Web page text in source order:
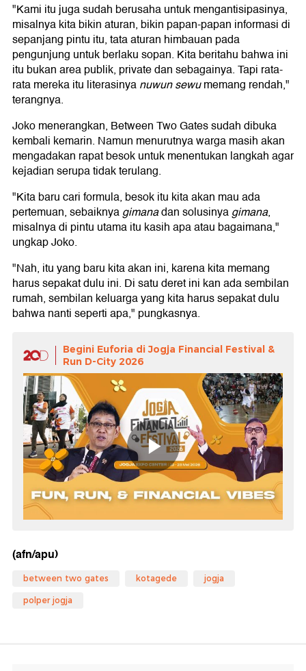
"Kami itu juga sudah berusaha untuk mengantisipasinya,
misalnya kita bikin aturan, bikin papan-papan informasi di
sepanjang pintu itu, tata aturan himbauan pada
pengunjung untuk berlaku sopan. Kita beritahu bahwa ini
itu bukan area publik, private dan sebagainya. Tapi rata-
rata mereka itu literasinyanuwun sewumemang rendah,"
terangnya.
Joko menerangkan, Between Two Gates sudah dibuka
kembali kemarin. Namun menurutnya warga masih akan
mengadakan rapat besok untuk menentukan langkah agar
kejadian serupa tidak terulang.
"Kita baru cari formula, besok itu kita akan mau ada
pertemuan, sebaiknyagimanadan solusinyagimana,
misalnya di pintu utama itu kasih apa atau bagaimana,"
ungkap Joko.
"Nah, itu yang baru kita akan ini, karena kita memang
harus sepakat dulu ini. Di satu deret ini kan ada sembilan
rumah, sembilan keluarga yang kita harus sepakat dulu
bahwa nanti seperti apa," pungkasnya.
Begini Euforia di Jogja Financial Festival &
Run D-City 2026
(afn/apu)
between two gates kotagede jogja
polper jogja